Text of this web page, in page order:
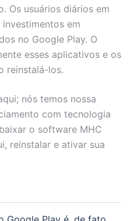
Os usuários diários em
em
no Google Play. O
esses aplicativos e os
reinstalá-los.
nós temos nossa
com tecnologia
o software MHC
reinstalar e ativar sua